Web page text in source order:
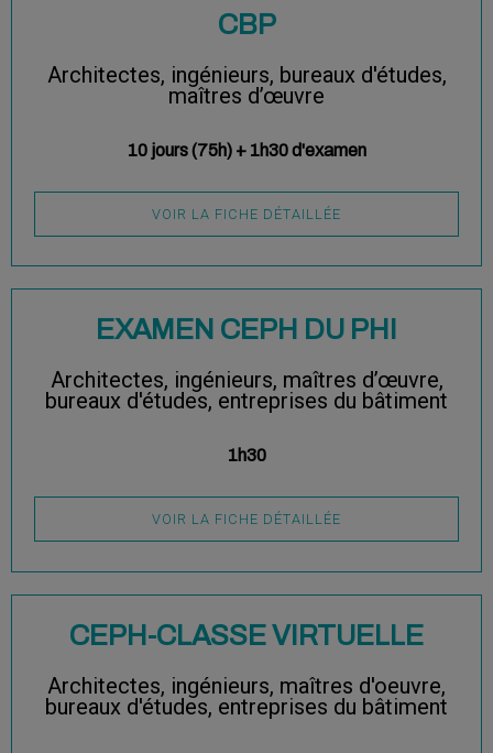
CBP
Architectes, ingénieurs, bureaux d'études,
maîtres d’œuvre
10 jours (75h) + 1h30 d'examen
VOIR LA FICHE DÉTAILLÉE
EXAMEN CEPH DU PHI
Architectes, ingénieurs, maîtres d’œuvre,
bureaux d'études, entreprises du bâtiment
1h30
VOIR LA FICHE DÉTAILLÉE
CEPH-CLASSE VIRTUELLE
Architectes, ingénieurs, maîtres d'oeuvre,
bureaux d'études, entreprises du bâtiment